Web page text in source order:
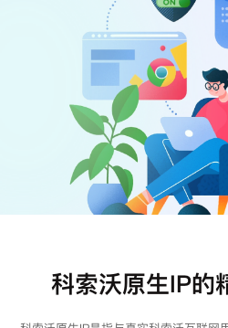
科索沃原生IP的